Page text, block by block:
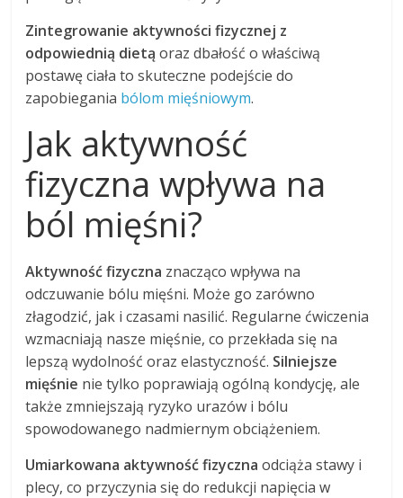
Zintegrowanie aktywności fizycznej z
odpowiednią dietą oraz dbałość o właściwą
postawę ciała to skuteczne podejście do
zapobiegania bólom mięśniowym.
Jak aktywność
fizyczna wpływa na
ból mięśni?
Aktywność fizyczna znacząco wpływa na
odczuwanie bólu mięśni. Może go zarówno
złagodzić, jak i czasami nasilić. Regularne ćwiczenia
wzmacniają nasze mięśnie, co przekłada się na
lepszą wydolność oraz elastyczność. Silniejsze
mięśnie nie tylko poprawiają ogólną kondycję, ale
także zmniejszają ryzyko urazów i bólu
spowodowanego nadmiernym obciążeniem.
Umiarkowana aktywność fizyczna odciąża stawy i
plecy, co przyczynia się do redukcji napięcia w